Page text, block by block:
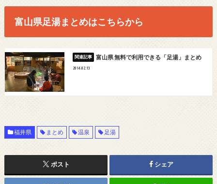
富山県足湯まとめはこちらから
富山県 無料で利用できる「足湯」まとめ
2014.02.13
福井県 まとめ 温泉 足湯
ポスト シェア